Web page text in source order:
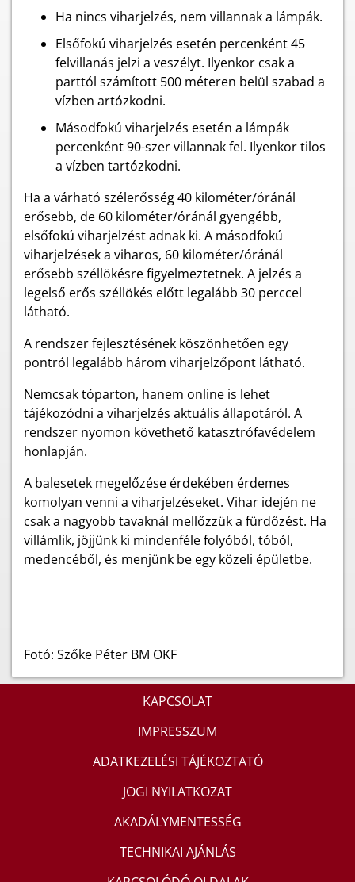
Ha nincs viharjelzés, nem villannak a lámpák.
Elsőfokú viharjelzés esetén percenként 45
felvillanás jelzi a veszélyt. Ilyenkor csak a
parttól számított 500 méteren belül szabad a
vízben artózkodni.
Másodfokú viharjelzés esetén a lámpák
percenként 90-szer villannak fel. Ilyenkor tilos
a vízben tartózkodni.
Ha a várható szélerősség 40 kilométer/óránál
erősebb, de 60 kilométer/óránál gyengébb,
elsőfokú viharjelzést adnak ki. A másodfokú
viharjelzések a viharos, 60 kilométer/óránál
erősebb széllökésre figyelmeztetnek. A jelzés a
legelső erős széllökés előtt legalább 30 perccel
látható.
A rendszer fejlesztésének köszönhetően egy
pontról legalább három viharjelzőpont látható.
Nemcsak tóparton, hanem online is lehet
tájékozódni a viharjelzés aktuális állapotáról. A
rendszer nyomon követhető katasztrófavédelem
honlapján.
A balesetek megelőzése érdekében érdemes
komolyan venni a viharjelzéseket. Vihar idején ne
csak a nagyobb tavaknál mellőzzük a fürdőzést. Ha
villámlik, jöjjünk ki mindenféle folyóból, tóból,
medencéből, és menjünk be egy közeli épületbe.
Fotó: Szőke Péter BM OKF
KAPCSOLAT
IMPRESSZUM
ADATKEZELÉSI TÁJÉKOZTATÓ
JOGI NYILATKOZAT
AKADÁLYMENTESSÉG
TECHNIKAI AJÁNLÁS